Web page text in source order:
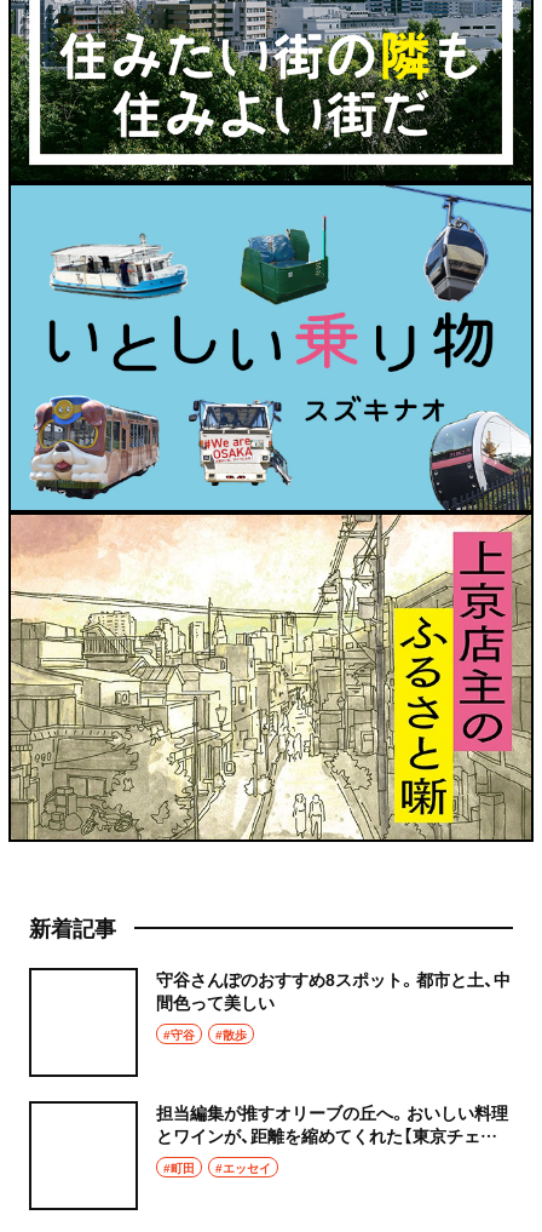
新着記事
守谷さんぽのおすすめ8スポット。都市と土、中
間色って美しい
#守谷 #散歩
担当編集が推すオリーブの丘へ。おいしい料理
とワインが、距離を縮めてくれた【東京チェン
飯diary】
#町田 #エッセイ